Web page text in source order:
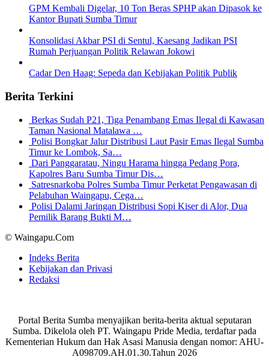
GPM Kembali Digelar, 10 Ton Beras SPHP akan Dipasok ke
Kantor Bupati Sumba Timur
Konsolidasi Akbar PSI di Sentul, Kaesang Jadikan PSI
Rumah Perjuangan Politik Relawan Jokowi
Cadar Den Haag: Sepeda dan Kebijakan Politik Publik
Berita Terkini
Berkas Sudah P21, Tiga Penambang Emas Ilegal di Kawasan
Taman Nasional Matalawa …
Polisi Bongkar Jalur Distribusi Laut Pasir Emas Ilegal Sumba
Timur ke Lombok, Sa…
Dari Panggaratau, Ningu Harama hingga Pedang Pora,
Kapolres Baru Sumba Timur Dis…
Satresnarkoba Polres Sumba Timur Perketat Pengawasan di
Pelabuhan Waingapu, Cega…
Polisi Dalami Jaringan Distribusi Sopi Kiser di Alor, Dua
Pemilik Barang Bukti M…
© Waingapu.Com
Indeks Berita
Kebijakan dan Privasi
Redaksi
Portal Berita Sumba menyajikan berita-berita aktual seputaran
Sumba. Dikelola oleh PT. Waingapu Pride Media, terdaftar pada
Kementerian Hukum dan Hak Asasi Manusia dengan nomor: AHU-
A098709.AH.01.30.Tahun 2026